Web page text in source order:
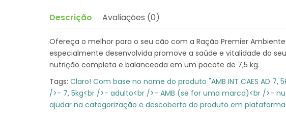
Descrição Avaliações (0)
Ofereça o melhor para o seu cão com a Ração Premier
especialmente desenvolvida promove a saúde e vitalidade do
nutrição completa e balanceada em um pacote de 7,5 kg.
Tags: Claro! Com base no nome do produto "AMB INT CAES AD 7,
/>- 7, 5kg<br />- adulto<br />- AMB (se for uma marca)<br />-
ajudar na categorização e descoberta do produto em